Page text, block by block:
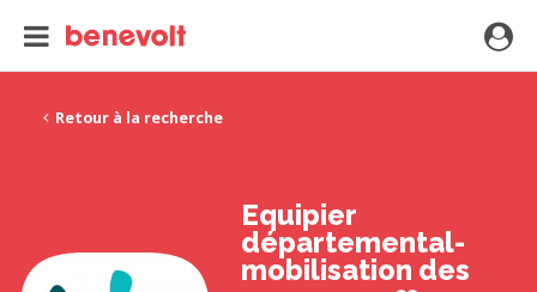
Retour à la recherche
Equipier
départemental-
mobilisation des